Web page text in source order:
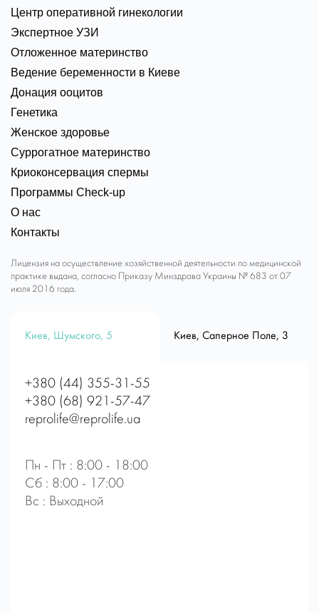
Центр оперативной гинекологии
Экспертное УЗИ
Отложенное материнство
Ведение беременности в Киеве
Донация ооцитов
Генетика
Женское здоровье
Суррогатное материнство
Криоконсервация спермы
Программы Check-up
О нас
Контакты
Лицензия на осуществление хозяйственной деятельности по медицинской
практике выдана, согласно Приказу Минздрава Украины № 683 от 07
июля 2016 года.
Киев, Шумского, 5 Киев, Саперное Поле, 3
+380 (44) 355-31-55
+380 (68) 921-57-47
reprolife@reprolife.ua
Пн - Пт : 8:00 - 18:00
Сб : 8:00 - 17:00
Вс : Выходной